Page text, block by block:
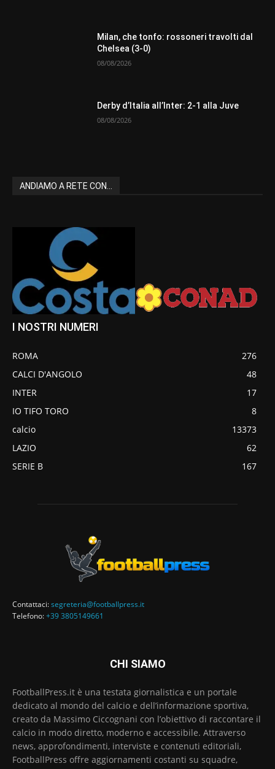
Milan, che tonfo: rossoneri travolti dal
Chelsea (3-0)
08/08/2026
Derby d’Italia all’Inter: 2-1 alla Juve
08/08/2026
ANDIAMO A RETE CON...
I NOSTRI NUMERI
ROMA
276
CALCI D'ANGOLO
48
INTER
17
IO TIFO TORO
8
calcio
13373
LAZIO
62
SERIE B
167
Contattaci:segreteria@footballpress.it
Telefono:+39 3805149661
CHI SIAMO
FootballPress.it è una testata giornalistica e un portale
dedicato al mondo del calcio e dell’informazione sportiva,
creato da Massimo Ciccognani con l’obiettivo di raccontare il
calcio in modo diretto, moderno e accessibile. Attraverso
news, approfondimenti, interviste e contenuti editoriali,
FootballPress offre aggiornamenti costanti su squadre,